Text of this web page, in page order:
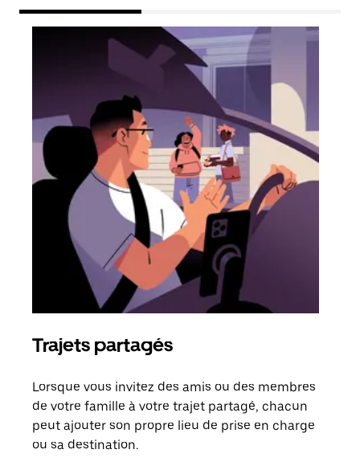
Trajets partagés
Lorsque vous invitez des amis ou des membres
de votre famille à votre trajet partagé, chacun
peut ajouter son propre lieu de prise en charge
ou sa destination.